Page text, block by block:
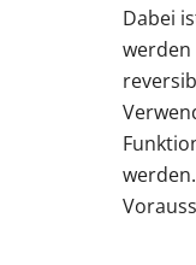
Dabei
werden